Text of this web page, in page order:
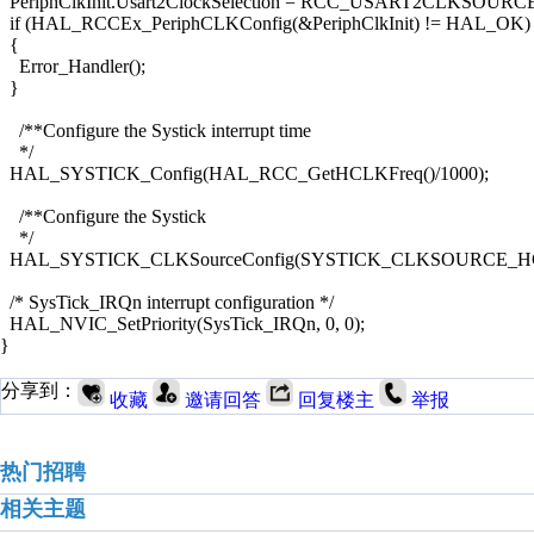
if (HAL_RCCEx_PeriphCLKConfig(&PeriphClkInit) != HAL_OK)
{
Error_Handler();
}
/**Configure the Systick interrupt time
*/
HAL_SYSTICK_Config(HAL_RCC_GetHCLKFreq()/1000);
/**Configure the Systick
*/
/* SysTick_IRQn interrupt configuration */
HAL_NVIC_SetPriority(SysTick_IRQn, 0, 0);
}
分享到： 收藏 邀请回答 回复楼主 举报
热门招聘
相关主题